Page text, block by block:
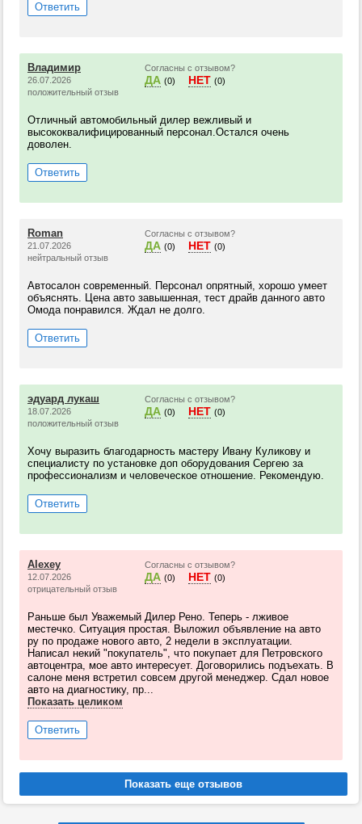
Ответить
Владимир
26.07.2026
положительный отзыв
Согласны с отзывом?
ДА (0) НЕТ (0)
Отличный автомобильный дилер вежливый и
высококвалифицированный персонал.Остался очень
доволен.
Ответить
Roman
21.07.2026
нейтральный отзыв
Согласны с отзывом?
ДА (0) НЕТ (0)
Автосалон современный. Персонал опрятный, хорошо умеет
объяснять. Цена авто завышенная, тест драйв данного авто
Омода понравился. Ждал не долго.
Ответить
эдуард лукаш
18.07.2026
положительный отзыв
Согласны с отзывом?
ДА (0) НЕТ (0)
Хочу выразить благодарность мастеру Ивану Куликову и
специалисту по установке доп оборудования Сергею за
профессионализм и человеческое отношение. Рекомендую.
Ответить
Alexey
12.07.2026
отрицательный отзыв
Согласны с отзывом?
ДА (0) НЕТ (0)
Раньше был Уважемый Дилер Рено. Теперь - лживое
местечко. Ситуация простая. Выложил объявление на авто
ру по продаже нового авто, 2 недели в эксплуатации.
Написал некий "покупатель", что покупает для Петровского
автоцентра, мое авто интересует. Договорились подъехать. В
салоне меня встретил совсем другой менеджер. Сдал новое
авто на диагностику, пр...
Показать целиком
Ответить